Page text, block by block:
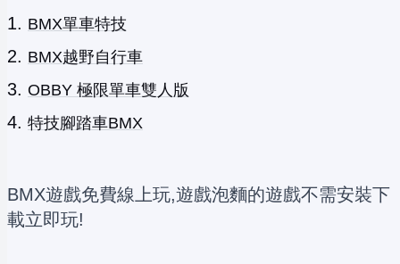
BMX單車特技
BMX越野自行車
OBBY 極限單車雙人版
特技腳踏車BMX
BMX遊戲免費線上玩,遊戲泡麵的遊戲不需安裝下
載立即玩!